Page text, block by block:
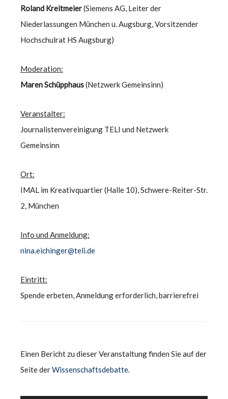
Roland Kreitmeier(Siemens AG, Leiter der
Niederlassungen München u. Augsburg, Vorsitzender
Hochschulrat HS Augsburg)
Moderation:
Maren Schüpphaus(Netzwerk Gemeinsinn)
Veranstalter:
Journalistenvereinigung TELI und Netzwerk
Gemeinsinn
Ort:
IMAL im Kreativquartier (Halle 10), Schwere-Reiter-Str.
2, München
Info und Anmeldung:
nina.eichinger@teli.de
Eintritt:
Spende erbeten, Anmeldung erforderlich, barrierefrei
Einen Bericht zu dieser Veranstaltung finden Sie auf der
Seite derWissenschaftsdebatte.